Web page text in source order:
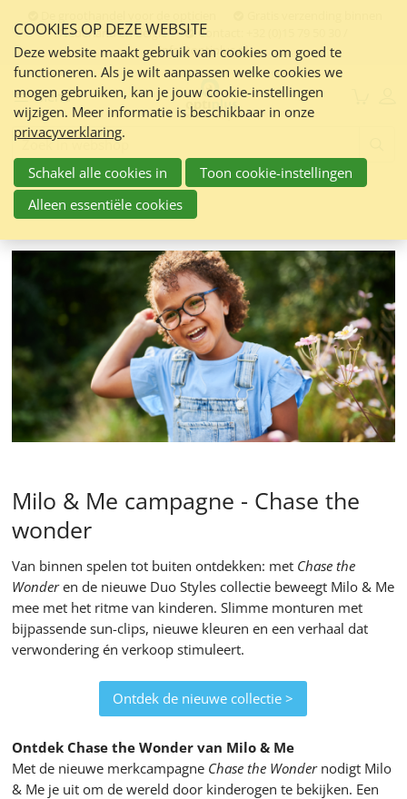
links
over
Spring
naar
de
inhoud
Spring
naar
navigatie
Nederland en Belgie
Contact:
info@optiplus.nl
Menu
Zoeken:
Milo & Me Campagne
Milo & Me campagne - Chase the
wonder
Van binnen spelen tot buiten ontdekken: met Chase the
Wonderen de nieuwe Duo Styles collectie beweegt Milo & Me
mee met het ritme van kinderen. Slimme monturen met
bijpassende sun-clips, nieuwe kleuren en een verhaal dat
verwondering én verkoop stimuleert.
Ontdek de nieuwe collectie >
Ontdek Chase the Wonder van Milo & Me
Met de nieuwe merkcampagne Chase the Wondernodigt Milo
& Me je uit om de wereld door kinderogen te bekijken. Een
COOKIES OP DEZE WEBSITE
Deze website maakt gebruik van cookies om goed te
functioneren. Als je wilt aanpassen welke cookies we
mogen gebruiken, kan je jouw cookie-instellingen
wijzigen. Meer informatie is beschikbaar in onze
privacyverklaring.
Schakel alle cookies in
Toon cookie-instellingen
Alleen essentiële cookies